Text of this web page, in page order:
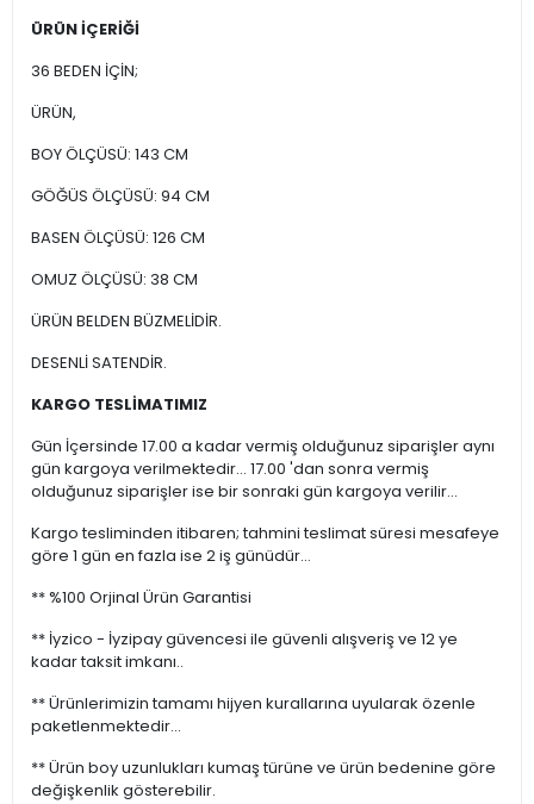
ÜRÜN İÇERİĞİ
36 BEDEN İÇİN;
ÜRÜN,
BOY ÖLÇÜSÜ: 143 CM
GÖĞÜS ÖLÇÜSÜ: 94 CM
BASEN ÖLÇÜSÜ: 126 CM
OMUZ ÖLÇÜSÜ: 38 CM
ÜRÜN BELDEN BÜZMELİDİR.
DESENLİ SATENDİR.
KARGO TESLİMATIMIZ
Gün İçersinde 17.00 a kadar vermiş olduğunuz siparişler aynı
gün kargoya verilmektedir... 17.00 'dan sonra vermiş
olduğunuz siparişler ise bir sonraki gün kargoya verilir...
Kargo tesliminden itibaren; tahmini teslimat süresi mesafeye
göre 1 gün en fazla ise 2 iş günüdür...
** %100 Orjinal Ürün Garantisi
** İyzico - İyzipay güvencesi ile güvenli alışveriş ve 12 ye
kadar taksit imkanı..
** Ürünlerimizin tamamı hijyen kurallarına uyularak özenle
paketlenmektedir...
** Ürün boy uzunlukları kumaş türüne ve ürün bedenine göre
değişkenlik gösterebilir.